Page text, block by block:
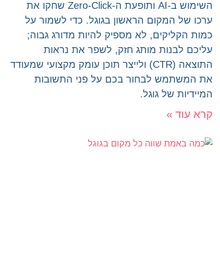
השימוש ב-AI ותופעת ה-Zero-Click שחקו את
ערכו של המקום הראשון בגוגל. כדי לשמור על
כמות הקליקים, לא מספיק להיות מדורג גבוה;
עליכם לבנות מותג חזק, לשפר את נראות
התוצאה (CTR) ולייצר תוכן עומק מקצועי שמעודד
את המשתמש לבחור בכם על פני התשובות
המיידיות של גוגל.
קרא עוד »